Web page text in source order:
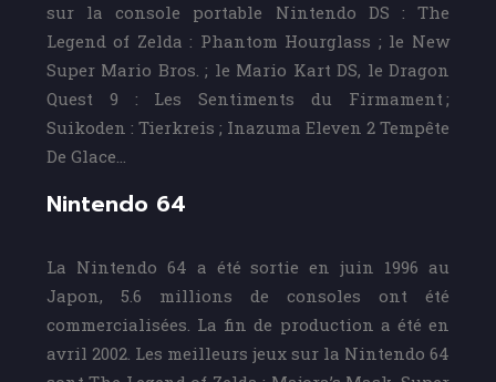
sur la console portable Nintendo DS : The
Legend of Zelda : Phantom Hourglass ; le New
Super Mario Bros. ; le Mario Kart DS, le Dragon
Quest 9 : Les Sentiments du Firmament ;
Suikoden : Tierkreis ; Inazuma Eleven 2 Tempête
De Glace…
Nintendo 64
La Nintendo 64 a été sortie en juin 1996 au
Japon, 5.6 millions de consoles ont été
commercialisées. La fin de production a été en
avril 2002. Les meilleurs jeux sur la Nintendo 64